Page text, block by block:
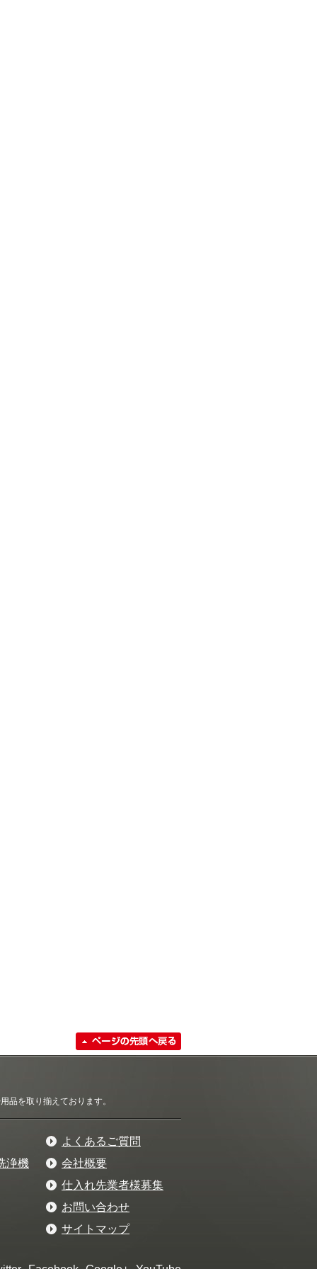
品を取り揃えております。
浄機
よくあるご質問
会社概要
仕入れ先業者様募集
お問い合わせ
サイトマップ